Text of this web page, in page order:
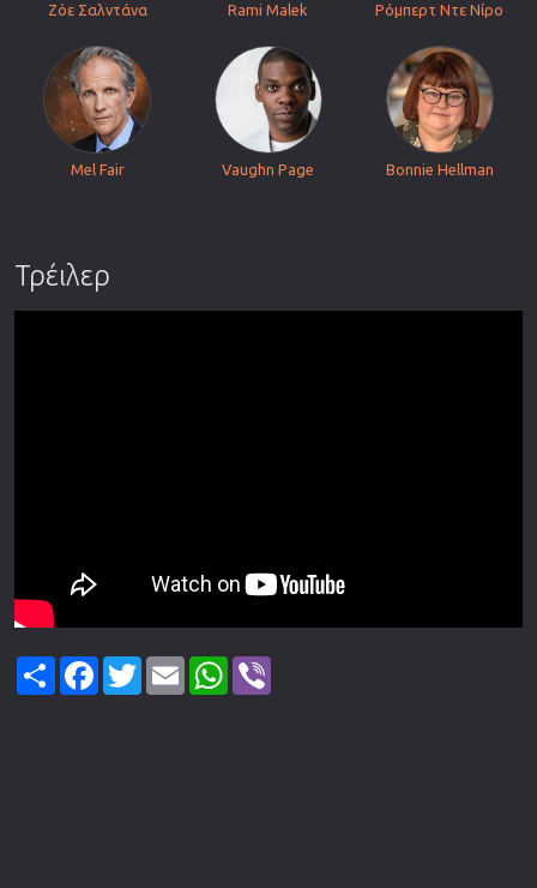
Ζόε Σαλντάνα Rami Malek Ρόμπερτ Ντε Νίρο
Mel Fair Vaughn Page Bonnie Hellman
Τρέιλερ
ShareFacebook
TwitterEmail WhatsApp